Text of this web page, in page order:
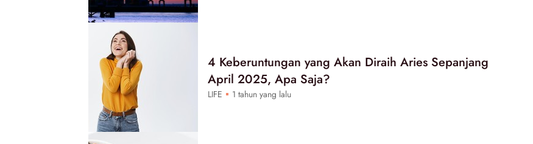
4 Keberuntungan yang Akan Diraih Aries Sepanjang
April 2025, Apa Saja?
LIFE 1 tahun yang lalu